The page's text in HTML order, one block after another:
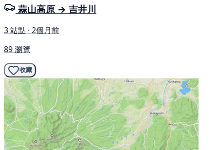
蒜山高原 → 吉井川
3 站點 · 2個月前
89 瀏覽
收藏